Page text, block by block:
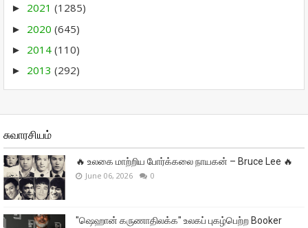
► 2021 (1285)
► 2020 (645)
► 2014 (110)
► 2013 (292)
சுவாரசியம்
🔥 உலகை மாற்றிய போர்க்கலை நாயகன் – Bruce Lee 🔥
June 06, 2026 0
"ஷெஹான் கருணாதிலக்க" உலகப் புகழ்பெற்ற Booker